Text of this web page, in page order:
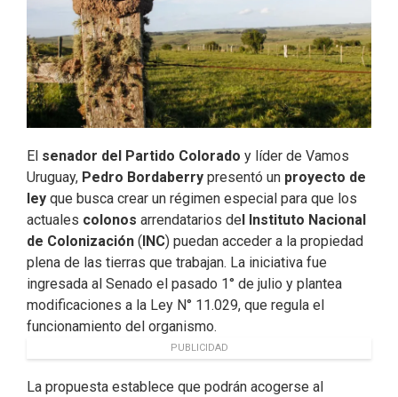
El senador del Partido Colorado y líder de Vamos
Uruguay, Pedro Bordaberry presentó un proyecto de
ley que busca crear un régimen especial para que los
actuales colonos arrendatarios de l Instituto Nacional
de Colonización ( INC) puedan acceder a la propiedad
plena de las tierras que trabajan. La iniciativa fue
ingresada al Senado el pasado 1° de julio y plantea
modificaciones a la Ley N° 11.029, que regula el
funcionamiento del organismo.
PUBLICIDAD
La propuesta establece que podrán acogerse al